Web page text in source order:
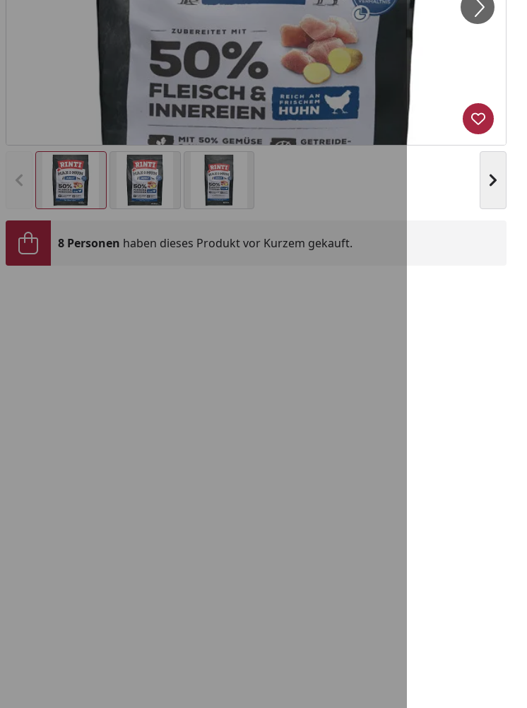
Vorheriges Bild anzeigen
Produkt
8 Personen haben dieses Produkt vor Kurzem gekauft.